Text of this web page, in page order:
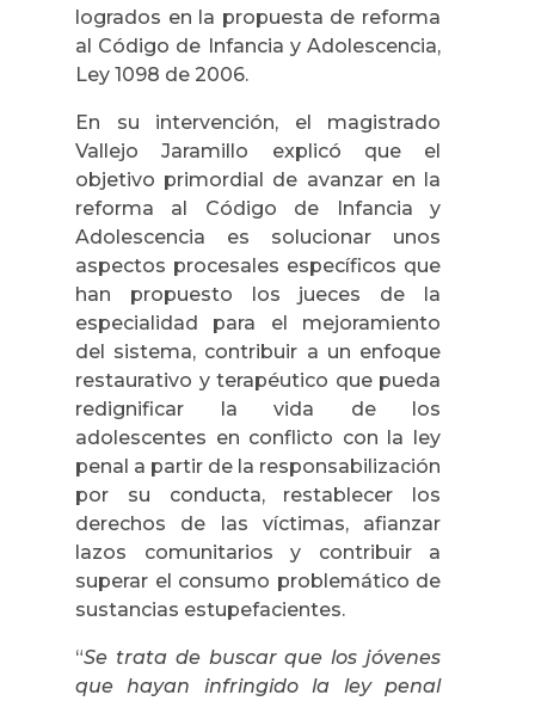
logrados en la propuesta de reforma
al Código de Infancia y Adolescencia,
Ley 1098 de 2006.
En su intervención, el magistrado
Vallejo Jaramillo explicó que el
objetivo primordial de avanzar en la
reforma al Código de Infancia y
Adolescencia es solucionar unos
aspectos procesales específicos que
han propuesto los jueces de la
especialidad para el mejoramiento
del sistema, contribuir a un enfoque
restaurativo y terapéutico que pueda
redignificar la vida de los
adolescentes en conflicto con la ley
penal a partir de la responsabilización
por su conducta, restablecer los
derechos de las víctimas, afianzar
lazos comunitarios y contribuir a
superar el consumo problemático de
sustancias estupefacientes.
“Se trata de buscar que los jóvenes
que hayan infringido la ley penal